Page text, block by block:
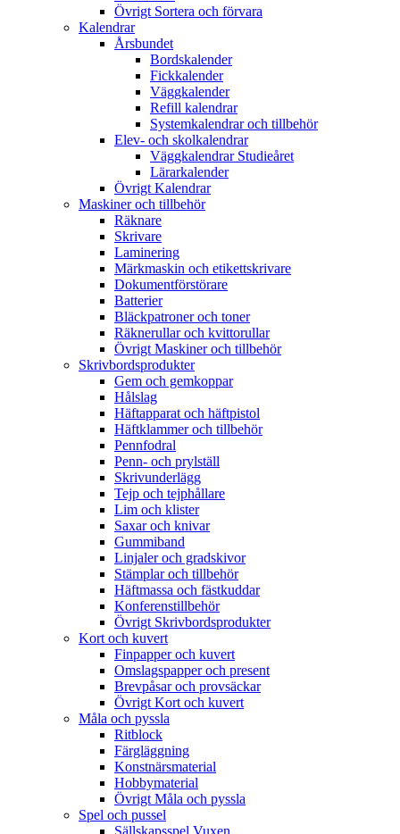
Övrigt Sortera och förvara
Kalendrar
Årsbundet
Bordskalender
Fickkalender
Väggkalender
Refill kalendrar
Systemkalendrar och tillbehör
Elev- och skolkalendrar
Väggkalendrar Studieåret
Lärarkalender
Övrigt Kalendrar
Maskiner och tillbehör
Räknare
Skrivare
Laminering
Märkmaskin och etikettskrivare
Dokumentförstörare
Batterier
Bläckpatroner och toner
Räknerullar och kvittorullar
Övrigt Maskiner och tillbehör
Skrivbordsprodukter
Gem och gemkoppar
Hålslag
Häftapparat och häftpistol
Häftklammer och tillbehör
Pennfodral
Penn- och prylställ
Skrivunderlägg
Tejp och tejphållare
Lim och klister
Saxar och knivar
Gummiband
Linjaler och gradskivor
Stämplar och tillbehör
Häftmassa och fästkuddar
Konferenstillbehör
Övrigt Skrivbordsprodukter
Kort och kuvert
Finpapper och kuvert
Omslagspapper och present
Brevpåsar och provsäckar
Övrigt Kort och kuvert
Måla och pyssla
Ritblock
Färgläggning
Konstnärsmaterial
Hobbymaterial
Övrigt Måla och pyssla
Spel och pussel
Sällskapsspel Vuxen